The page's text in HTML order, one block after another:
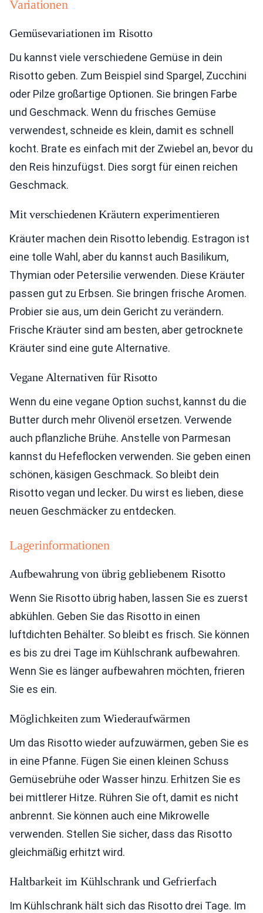
Variationen
Gemüsevariationen im Risotto
Du kannst viele verschiedene Gemüse in dein
Risotto geben. Zum Beispiel sind Spargel, Zucchini
oder Pilze großartige Optionen. Sie bringen Farbe
und Geschmack. Wenn du frisches Gemüse
verwendest, schneide es klein, damit es schnell
kocht. Brate es einfach mit der Zwiebel an, bevor du
den Reis hinzufügst. Dies sorgt für einen reichen
Geschmack.
Mit verschiedenen Kräutern experimentieren
Kräuter machen dein Risotto lebendig. Estragon ist
eine tolle Wahl, aber du kannst auch Basilikum,
Thymian oder Petersilie verwenden. Diese Kräuter
passen gut zu Erbsen. Sie bringen frische Aromen.
Probier sie aus, um dein Gericht zu verändern.
Frische Kräuter sind am besten, aber getrocknete
Kräuter sind eine gute Alternative.
Vegane Alternativen für Risotto
Wenn du eine vegane Option suchst, kannst du die
Butter durch mehr Olivenöl ersetzen. Verwende
auch pflanzliche Brühe. Anstelle von Parmesan
kannst du Hefeflocken verwenden. Sie geben einen
schönen, käsigen Geschmack. So bleibt dein
Risotto vegan und lecker. Du wirst es lieben, diese
neuen Geschmäcker zu entdecken.
Lagerinformationen
Aufbewahrung von übrig gebliebenem Risotto
Wenn Sie Risotto übrig haben, lassen Sie es zuerst
abkühlen. Geben Sie das Risotto in einen
luftdichten Behälter. So bleibt es frisch. Sie können
es bis zu drei Tage im Kühlschrank aufbewahren.
Wenn Sie es länger aufbewahren möchten, frieren
Sie es ein.
Möglichkeiten zum Wiederaufwärmen
Um das Risotto wieder aufzuwärmen, geben Sie es
in eine Pfanne. Fügen Sie einen kleinen Schuss
Gemüsebrühe oder Wasser hinzu. Erhitzen Sie es
bei mittlerer Hitze. Rühren Sie oft, damit es nicht
anbrennt. Sie können auch eine Mikrowelle
verwenden. Stellen Sie sicher, dass das Risotto
gleichmäßig erhitzt wird.
Haltbarkeit im Kühlschrank und Gefrierfach
Im Kühlschrank hält sich das Risotto drei Tage. Im